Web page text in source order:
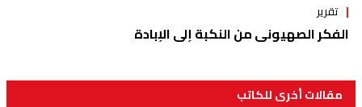
تقرير
الفكر الصهيوني من النكبة إلى الإبادة
مقالات أخرى للكاتب